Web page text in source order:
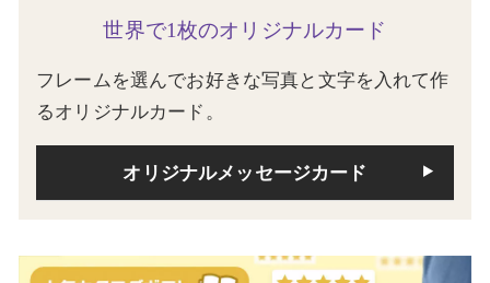
世界で1枚のオリジナルカード
フレームを選んでお好きな写真と文字を入れて作
るオリジナルカード。
オリジナルメッセージカード